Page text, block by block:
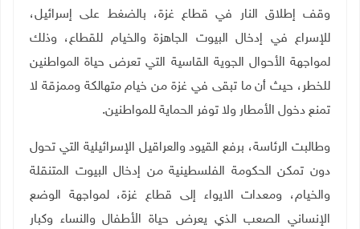
وقف إطلاق النار في قطاع غزة، بالضغط على إسرائيل،
للإسراع في إدخال البيوت الجاهزة والخيام للقطاع، وذلك
لمواجهة الأحوال الجوية القاسية التي تعرض حياة المواطنين
للخطر، حيث أن ما تبقى في غزة من خيام متهالكة وممزقة لا
تمنع دخول الأمطار ولا توفر الحماية للمواطنين.
وطالبت الرئاسة، برفع القيود والعراقيل الإسرائيلية التي تحول
دون تمكن الحكومة الفلسطينية من إدخال البيوت المتنقلة
والخيام، ومعدات الايواء إلى قطاع غزة، لمواجهة الوضع
الإنساني الصعب الذي يعرض حياة الأطفال والنساء وكبار